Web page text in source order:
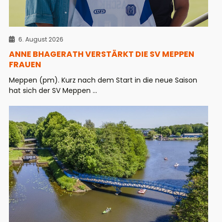
6. August 2026
ANNE BHAGERATH VERSTÄRKT DIE SV MEPPEN
FRAUEN
Meppen (pm). Kurz nach dem Start in die neue Saison
hat sich der SV Meppen ...